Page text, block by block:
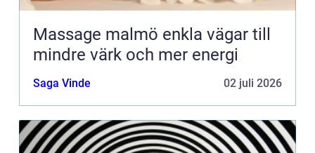
Massage malmö enkla vägar till
mindre värk och mer energi
Saga Vinde 02 juli 2026